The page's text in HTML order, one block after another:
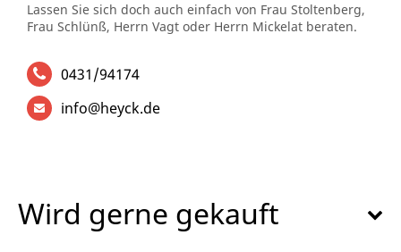
Lassen Sie sich doch auch einfach von Frau Stoltenberg,
Frau Schlünß, Herrn Vagt oder Herrn Mickelat beraten.
0431/94174
info@heyck.de
Wird gerne gekauft